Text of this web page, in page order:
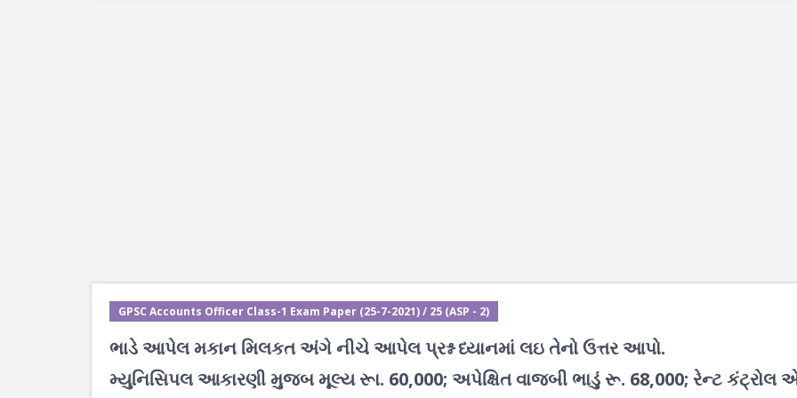
GPSC Accounts Officer Class-1 Exam Paper (25-7-2021) / 25 (ASP - 2)
ભાડે આપેલ મકાન મિલકત અંગે નીચે આપેલ પ્રશ્ન ધ્યાનમાં લઇ તેનો ઉત્તર આપો.
મ્યુનિસિપલ આકારણી મુજબ મૂલ્ય રૂા. 60,000; અપેક્ષિત વાજબી ભાડું રૂ. 68,000; રેન્ટ કંટ્રોલ